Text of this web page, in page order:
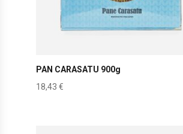
PAN CARASATU 900g
18,43 €